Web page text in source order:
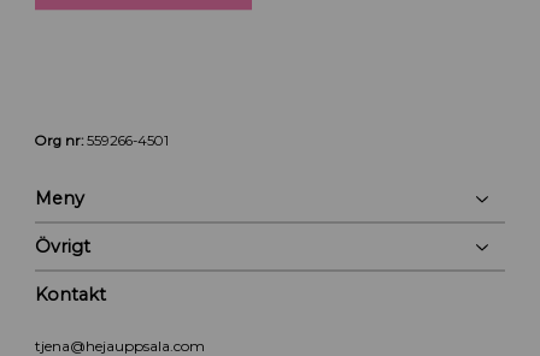
Org nr:559266-4501
Meny
Övrigt
Kontakt
tjena@hejauppsala.com